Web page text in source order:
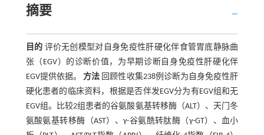
摘要
目的 评价无创模型对自身免疫性肝硬化伴食管胃底静脉曲
张（EGV）的诊断价值，为早期诊断自身免疫性肝硬化伴
EGV提供依据。方法 回顾性收集238例诊断为自身免疫性肝
硬化患者的临床资料，根据是否伴发EGV分为有EGV组和无
EGV组。比较2组患者的谷氨酸氨基转移酶（ALT）、天门冬
氨酸氨基转移酶（AST）、γ-谷氨酰转肽酶（γ-GT）、血小